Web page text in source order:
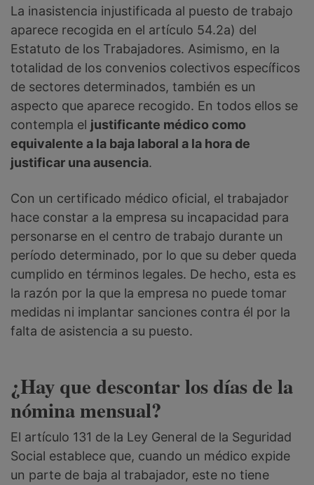
La inasistencia injustificada al puesto de trabajo
aparece recogida en el artículo 54.2a) del
Estatuto de los Trabajadores. Asimismo, en la
totalidad de los convenios colectivos específicos
de sectores determinados, también es un
aspecto que aparece recogido. En todos ellos se
contempla el justificante médico como
equivalente a la baja laboral a la hora de
justificar una ausencia.
Con un certificado médico oficial, el trabajador
hace constar a la empresa su incapacidad para
personarse en el centro de trabajo durante un
período determinado, por lo que su deber queda
cumplido en términos legales. De hecho, esta es
la razón por la que la empresa no puede tomar
medidas ni implantar sanciones contra él por la
falta de asistencia a su puesto.
¿Hay que descontar los días de la
nómina mensual?
El artículo 131 de la Ley General de la Seguridad
Social establece que, cuando un médico expide
un parte de baja al trabajador, este no tiene